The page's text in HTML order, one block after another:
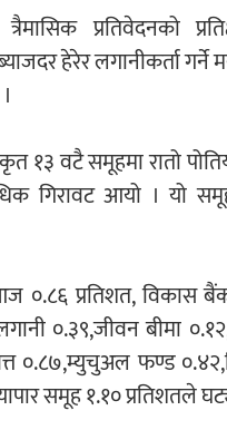
त्रैमासिक प्रतिवेदनको
हेरेर लगानीकर्ता
१३ वटै समूहमा रातो
गिरावट आयो । यो
०.८६ प्रतिशत, विकास
०.३९,जीवन बीमा
०.८७,म्युचुअल फण्ड
समूह १.१० प्रतिशतले